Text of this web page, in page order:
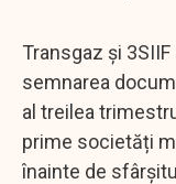
Transgaz şi
semnarea
al treilea
prime societăți
înainte de